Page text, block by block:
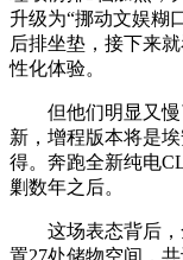
升级为“挪动文娱糊
后排坐垫，接下来
性化体验。
但他们明显又慢
新，增程版本将是
得。奔跑全新纯电
剿数年之后。
这场表态背后，
置27处储物空间，